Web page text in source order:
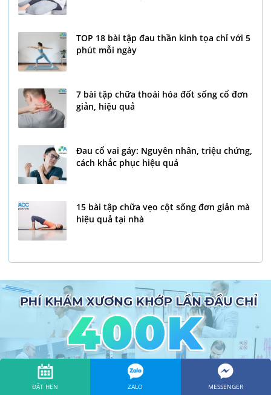
TOP 18 bài tập đau thần kinh tọa chỉ với 5
phút mỗi ngày
7 bài tập chữa thoái hóa đốt sống cổ đơn
giản, hiệu quả
Đau cổ vai gáy: Nguyên nhân, triệu chứng,
cách khắc phục hiệu quả
15 bài tập chữa vẹo cột sống đơn giản mà
hiệu quả tại nhà
ĐẶT HẸN ZALO MESSENGER